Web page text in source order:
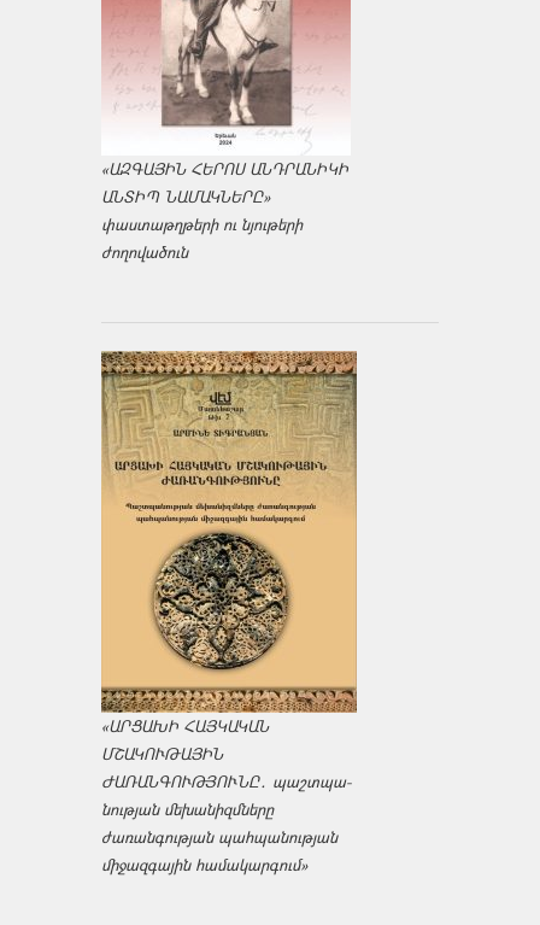
«ԱԶԳԱՅԻՆ ՀԵՐՈՍ ԱՆԴՐԱՆԻԿԻ
ԱՆՏԻՊ ՆԱՄԱԿՆԵՐԸ»
փաստաթղթերի ու նյութերի
ժողովածուն
«ԱՐՑԱԽԻ ՀԱՅԿԱԿԱՆ
ՄՇԱԿՈՒԹԱՅԻՆ
ԺԱՌԱՆԳՈՒԹՅՈՒՆԸ․ պաշտպա­
նության մեխանիզմները
ժառանգության պահպանության
միջազ­գային համակարգում»